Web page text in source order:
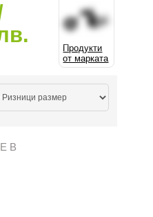
Продукти
от марката
В